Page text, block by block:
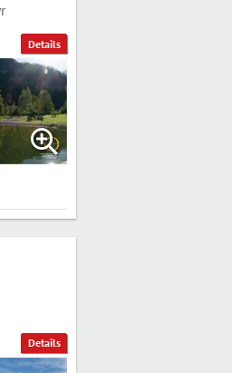
Details
Details